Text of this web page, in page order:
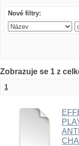
Nové filtry:
Zobrazuje se 1 z
1